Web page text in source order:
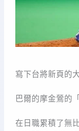
寫下台將新頁的
巴爾的摩金鶯的
在日職累積了無